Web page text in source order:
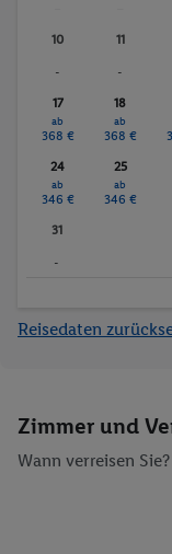
Sauna
10
-
11
-
17
ab
368 €
18
ab
368 €
24
ab
346 €
25
ab
346 €
31
-
Reisedaten
Zimmer und
Wann verreisen